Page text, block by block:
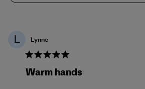
L Lynne
Warm hands